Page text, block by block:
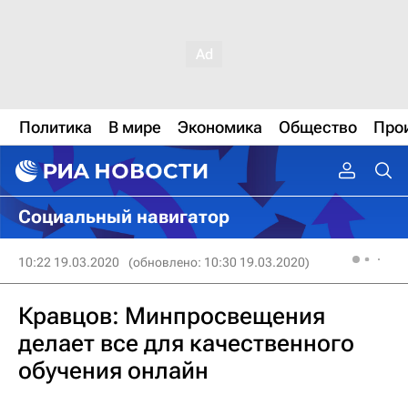
Политика В мире Экономика Общество
Социальный навигатор
10:22 19.03.2020 (обновлено: 10:30 19.03.2020)
Кравцов: Минпросвещения
делает все для качественного
обучения онлайн